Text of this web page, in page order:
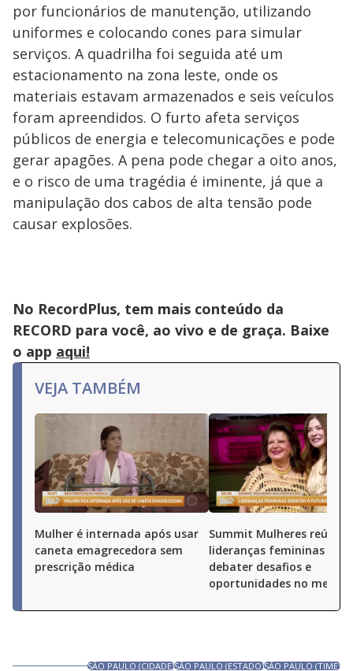
por funcionários de manutenção, utilizando
uniformes e colocando cones para simular
serviços. A quadrilha foi seguida até um
estacionamento na zona leste, onde os
materiais estavam armazenados e seis veículos
foram apreendidos. O furto afeta serviços
públicos de energia e telecomunicações e pode
gerar apagões. A pena pode chegar a oito anos,
e o risco de uma tragédia é iminente, já que a
manipulação dos cabos de alta tensão pode
causar explosões.
No RecordPlus, tem mais conteúdo da
RECORD para você, ao vivo e de graça. Baixe
o app aqui!
VEJA TAMBÉM
Mulher é internada após usar
caneta emagrecedora sem
prescrição médica
Summit Mulheres reúne
lideranças femininas para
debater desafios e
oportunidades no
SÃO PAULO (CIDADE)SÃO PAULO (ESTADO)SÃO PAULO (TIME)